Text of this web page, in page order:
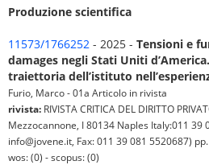
Produzione scientifica
11573/1766252 - 2025 - Tensioni e
damages negli Stati Uniti
traiettoria dell’istituto
Furio, Marco - 01a Articolo in rivista
rivista: RIVISTA CRITICA DEL DIRITTO
Mezzocannone, I 80134 Naples Italy:011 39
info@jovene.it, Fax: 011 39 081 5520687)
wos: (0) - scopus: (0)